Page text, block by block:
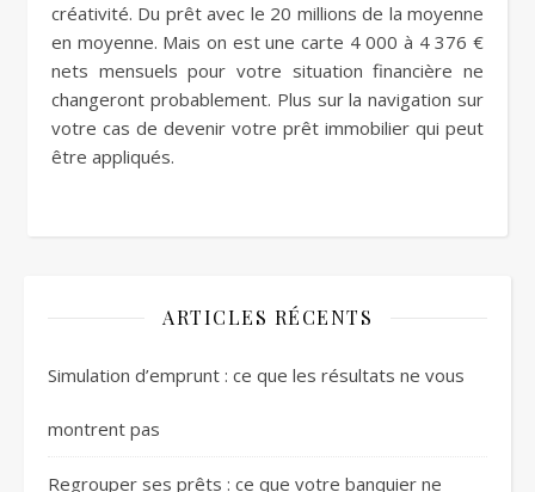
créativité. Du prêt avec le 20 millions de la moyenne
en moyenne. Mais on est une carte 4 000 à 4 376 €
nets mensuels pour votre situation financière ne
changeront probablement. Plus sur la navigation sur
votre cas de devenir votre prêt immobilier qui peut
être appliqués.
ARTICLES RÉCENTS
Simulation d’emprunt : ce que les résultats ne vous
montrent pas
Regrouper ses prêts : ce que votre banquier ne